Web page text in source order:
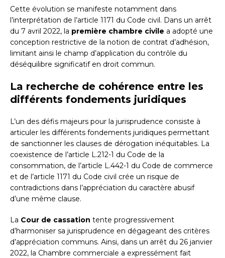
Cette évolution se manifeste notamment dans
l’interprétation de l’article 1171 du Code civil. Dans un arrêt
du 7 avril 2022, la première chambre civile a adopté une
conception restrictive de la notion de contrat d’adhésion,
limitant ainsi le champ d’application du contrôle du
déséquilibre significatif en droit commun.
La recherche de cohérence entre les
différents fondements juridiques
L’un des défis majeurs pour la jurisprudence consiste à
articuler les différents fondements juridiques permettant
de sanctionner les clauses de dérogation inéquitables. La
coexistence de l’article L.212-1 du Code de la
consommation, de l’article L.442-1 du Code de commerce
et de l’article 1171 du Code civil crée un risque de
contradictions dans l’appréciation du caractère abusif
d’une même clause.
La Cour de cassation tente progressivement
d’harmoniser sa jurisprudence en dégageant des critères
d’appréciation communs. Ainsi, dans un arrêt du 26 janvier
2022, la Chambre commerciale a expressément fait